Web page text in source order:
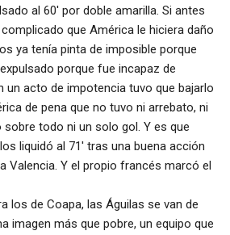
al 60′ por doble amarilla. Si antes
que América le hiciera daño
ya tenía pinta de imposible porque
porque fue incapaz de
un acto de impotencia tuvo que bajarlo
de pena que no tuvo ni arrebato, ni
sobre todo ni un solo gol. Y es que
liquidó al 71′ tras una buena acción
Valencia. Y el propio francés marcó el
los de Coapa, las Águilas se van de
imagen más que pobre, un equipo que